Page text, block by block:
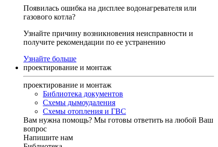
Появилась ошибка на дисплее водонагревателя или
газового котла?
Узнайте причину возникновения неисправности и
получите рекомендации по ее устранению
Узнайте больше
проектирование и монтаж
проектирование и монтаж
Библиотека документов
Схемы дымоудаления
Схемы отопления и ГВС
Вам нужна помощь? Мы готовы ответить на любой Ваш
вопрос
Напишите нам